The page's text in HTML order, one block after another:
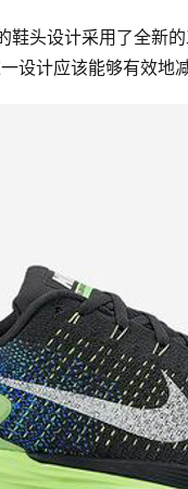
头设计采用了全新
设计应该能够有效地